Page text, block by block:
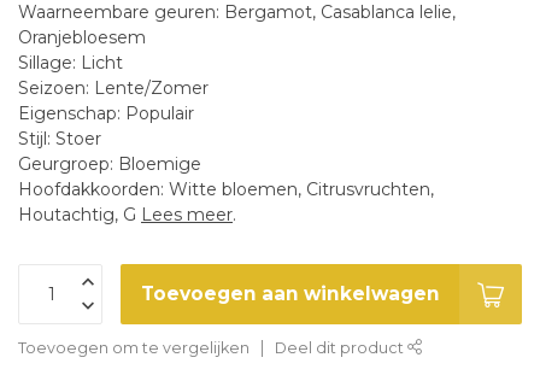
Waarneembare geuren: Bergamot, Casablanca lelie,
Oranjebloesem
Sillage: Licht
Seizoen: Lente/Zomer
Eigenschap: Populair
Stijl: Stoer
Geurgroep: Bloemige
Hoofdakkoorden: Witte bloemen, Citrusvruchten,
Houtachtig, G Lees meer.
Toevoegen aan winkelwagen
Toevoegen om te vergelijken Deel dit product